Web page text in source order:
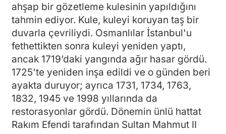
ahşap bir gözetleme kulesinin yapıldığını
tahmin ediyor. Kule, kuleyi koruyan taş bir
duvarla çevriliydi. Osmanlılar İstanbul'u
fethettikten sonra kuleyi yeniden yaptı,
ancak 1719’daki yangında ağır hasar gördü.
1725'te yeniden inşa edildi ve o günden beri
ayakta duruyor; ayrıca 1731, 1734, 1763,
1832, 1945 ve 1998 yıllarında da
restorasyonlar gördü. Dönemin ünlü hattat
Rakım Efendi tarafından Sultan Mahmut II